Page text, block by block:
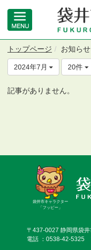
トップページ お知らせ
2024年7月 20件
記事がありません。
袋井市キャラクター
「フッピー」
〒437-0027 静岡県袋
電話 ：0538-42-5325